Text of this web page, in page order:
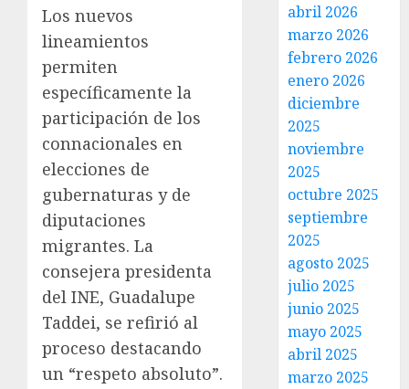
Los nuevos
lineamientos
permiten
específicamente la
participación de los
connacionales en
elecciones de
gubernaturas y de
diputaciones
migrantes. La
consejera presidenta
del INE, Guadalupe
Taddei, se refirió al
proceso destacando
un “respeto absoluto”.
abril 2026
marzo 2026
febrero 2026
enero 2026
diciembre
2025
noviembre
2025
octubre 2025
septiembre
2025
agosto 2025
julio 2025
junio 2025
mayo 2025
abril 2025
marzo 2025